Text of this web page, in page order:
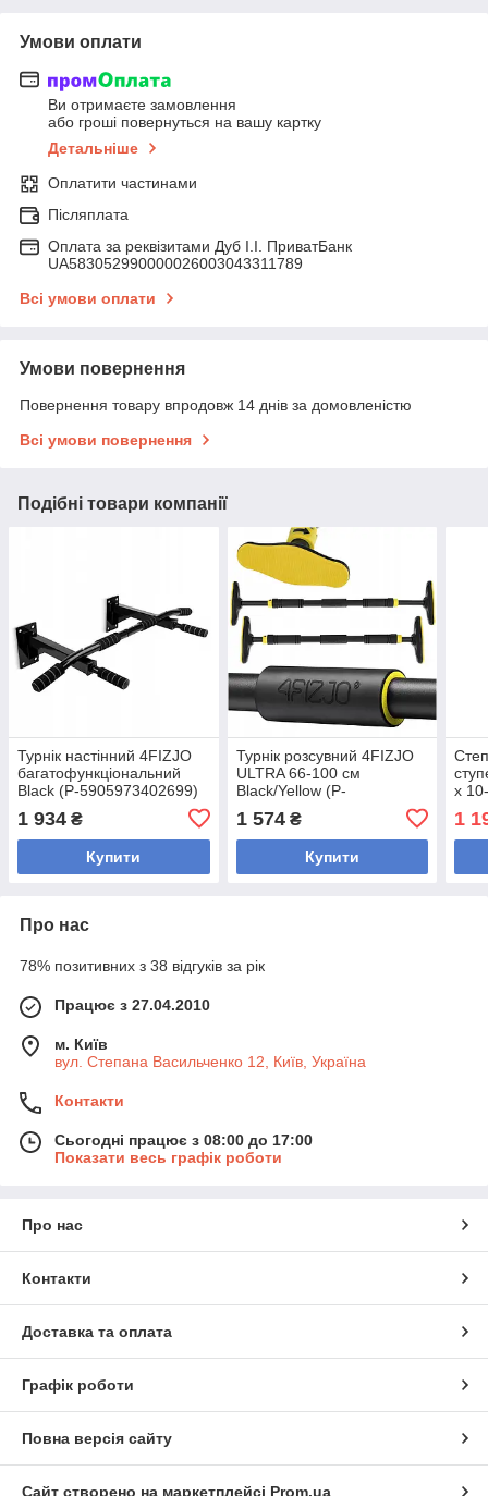
Умови оплати
Ви отримаєте замовлення
або гроші повернуться на вашу картку
Детальніше
Оплатити частинами
Післяплата
Оплата за реквізитами Дуб І.І. ПриватБанк
UA583052990000026003043311789
Всі умови оплати
Умови повернення
Повернення товару впродовж 14 днів за домовленістю
Всі умови повернення
Подібні товари компанії
Турнік настінний 4FIZJO
багатофункціональний
Black (P-5905973402699)
1 934 ₴
Купити
Турнік розсувний 4FIZJO
ULTRA 66-100 см
Black/Yellow (P-
1 574₴
Купити
х
1
Про нас
78% позитивних з 38 відгуків за рік
Працює з 27.04.2010
м. Київ
вул. Степана Васильченко 12, Київ, Україна
Контакти
Сьогодні працює з 08:00 до 17:00
Показати весь графік роботи
Про нас
Контакти
Доставка та оплата
Графік роботи
Повна версія сайту
Сайт створено на маркетплейсі Prom.ua